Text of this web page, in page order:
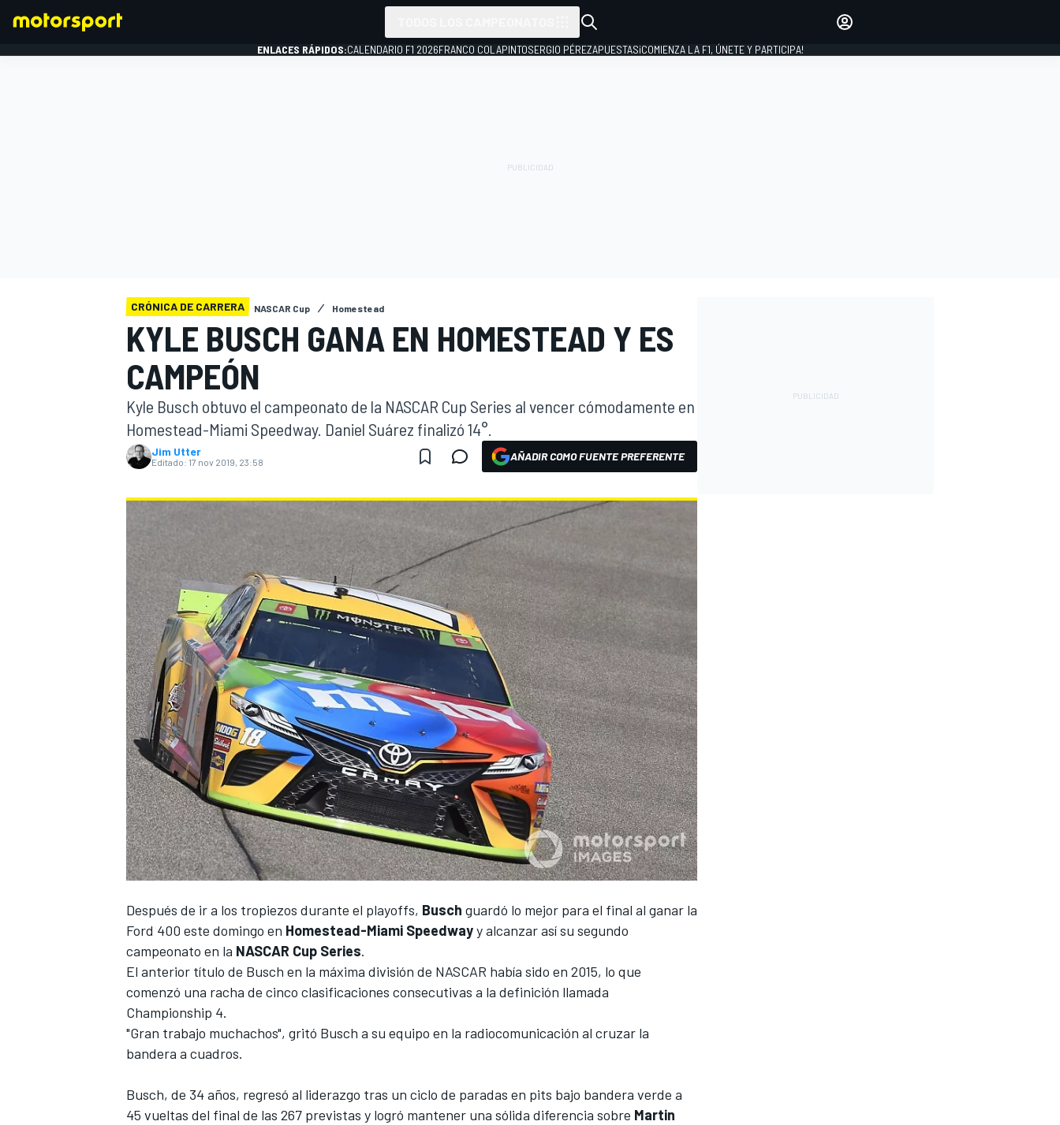
INDYCAR
MOTOGP
NASCAR CUP
INICIAR SESIÓN
ENLACES RÁPIDOS:CALENDARIO F1 2026FRANCO COLAPINTOSERGIO PÉREZAPUESTAS¡COMIENZA LA F1, ÚNETE Y PARTICIPA!
CRÓNICA DE CARRERA NASCAR Cup Homestead
KYLE BUSCH GANA EN HOMESTEAD Y ES
CAMPEÓN
Kyle Busch obtuvo el campeonato de la NASCAR Cup Series al vencer cómodamente en
Homestead-Miami Speedway. Daniel Suárez finalizó 14°.
Jim Utter
Editado: 17 nov 2019, 23:58 AÑADIR COMO FUENTE PREFERENTE
Después de ir a los tropiezos durante el playoffs, Busch guardó lo mejor para el final al ganar la
Ford 400 este domingo en Homestead-Miami Speedwayy alcanzar así su segundo
campeonato en la NASCAR Cup Series.
El anterior título de Busch en la máxima división de NASCAR había sido en 2015, lo que
comenzó una racha de cinco clasificaciones consecutivas a la definición llamada
Championship 4.
"Gran trabajo muchachos", gritó Busch a su equipo en la radiocomunicación al cruzar la
bandera a cuadros.
Busch, de 34 años, regresó al liderazgo tras un ciclo de paradas en pits bajo bandera verde a
45 vueltas del final de las 267 previstas y logró mantener una sólida diferencia sobre Martin